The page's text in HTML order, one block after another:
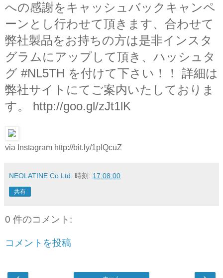
への感謝をキャッシュバックキャンペ
ーンとし行わせて頂きます、合わせて
弊社製品をお持ちの方は是非インスタ
グラムにアップして頂き、ハッシュタ
グ #NL5TH を付けて下さい！！ 詳細は
弊社サイトにてご案内いたしておりま
す。 http://goo.gl/zJt1lK
via Instagram http://bit.ly/1pIQcuZ
NEOLATINE Co.Ltd. 時刻: 17:08:00
共有
0 件のコメント:
コメントを投稿